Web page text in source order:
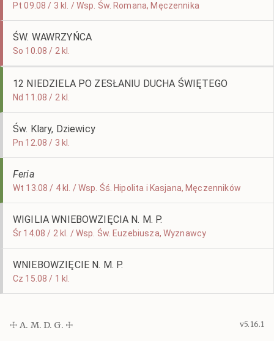
Pt 09.08 / 3 kl. / Wsp. Św. Romana, Męczennika
ŚW. WAWRZYŃCA
So 10.08 / 2 kl.
12 NIEDZIELA PO ZESŁANIU DUCHA ŚWIĘTEGO
Nd 11.08 / 2 kl.
Św. Klary, Dziewicy
Pn 12.08 / 3 kl.
Feria
Wt 13.08 / 4 kl. / Wsp. Śś. Hipolita i Kasjana, Męczenników
WIGILIA WNIEBOWZIĘCIA N. M. P.
Śr 14.08 / 2 kl. / Wsp. Św. Euzebiusza, Wyznawcy
WNIEBOWZIĘCIE N. M. P.
Cz 15.08 / 1 kl.
☩ A. M. D. G. ☩ v5.16.1